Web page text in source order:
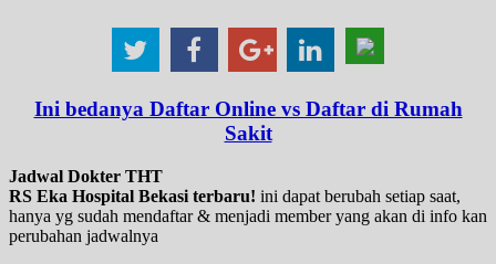
Ini bedanya Daftar Online vs Daftar di Rumah
Sakit
Jadwal Dokter THT
RS Eka Hospital Bekasi terbaru! ini dapat berubah setiap saat,
hanya yg sudah mendaftar & menjadi member yang akan di info kan
perubahan jadwalnya